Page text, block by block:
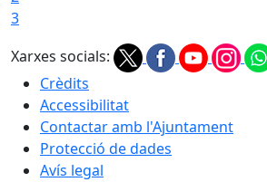
3
Xarxes socials:
Crèdits
Accessibilitat
Contactar amb l'Ajuntament
Protecció de dades
Avís legal